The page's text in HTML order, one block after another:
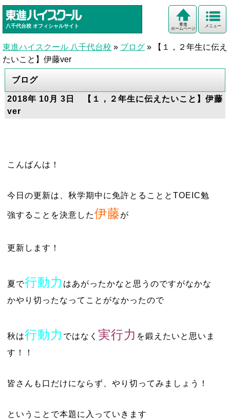
八千代台校 オフィシャルサイト メニュー
東進
ホームページ
東進ハイスクール 八千代台校 » ブログ »
【１，２年生に伝え
たいこと】伊藤ver
ブログ
2018年 10月 3日 【１，２年生に伝えたいこと】伊藤
ver
こんばんは！
今日の更新は、秋学期中に免許とることとTOEIC勉
強することを決意した伊藤が
更新します！
夏で行動力 はあがったかなと思うのですがなかな
かやり切ったなってことがなかったので
秋は行動力 ではなく 実行力 を鍛えたいと思いま
す！！
皆さんも口だけにならず、やり切ってみましょう！
ということで本題に入っていきます